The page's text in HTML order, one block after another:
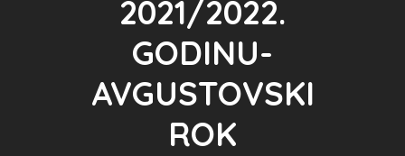
2021/2022.
GODINU-
AVGUSTOVSKI
ROK